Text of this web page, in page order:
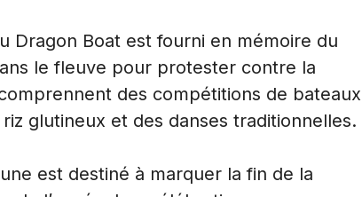
Dragon Boat est fourni en mémoire du
le fleuve pour protester contre la
des compétitions de bateaux
glutineux et des danses traditionnelles.
est destiné à marquer la fin de la